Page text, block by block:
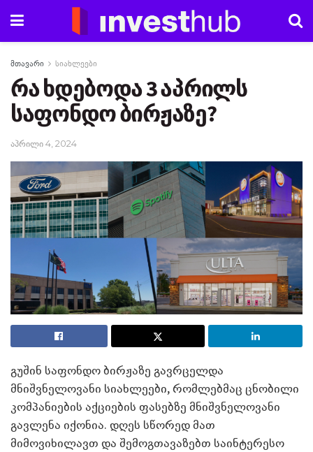
მთავარი სიახლეები
რა ხდებოდა 3 აპრილს
საფონდო ბირჟაზე?
აპრილი 4, 2024
გუშინ საფონდო ბირჟაზე გავრცელდა
მნიშვნელოვანი სიახლეები, რომლებმაც ცნობილი
კომპანიების აქციების ფასებზე მნიშვნელოვანი
გავლენა იქონია. დღეს სწორედ მათ
მიმოვიხილავთ და შემოგთავაზებთ საინტერესო